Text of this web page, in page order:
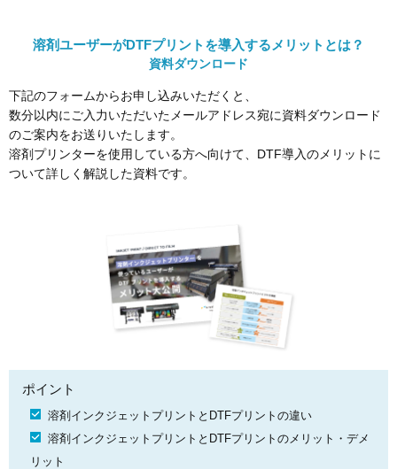
溶剤ユーザーがDTFプリントを導入するメリットとは？
資料ダウンロード
下記のフォームからお申し込みいただくと、
数分以内にご入力いただいたメールアドレス宛に資料ダウンロード
のご案内をお送りいたします。
溶剤プリンターを使用している方へ向けて、DTF導入のメリットに
ついて詳しく解説した資料です。
ポイント
溶剤インクジェットプリントとDTFプリントの違い
溶剤インクジェットプリントとDTFプリントのメリット・デメ
リット